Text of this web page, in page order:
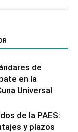
de
en la
Universal
de la PAES:
y plazos